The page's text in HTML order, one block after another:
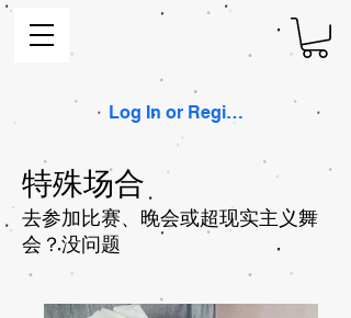
Log In or Register
特殊场合
去参加比赛、晚会或超现实主义舞
会？没问题